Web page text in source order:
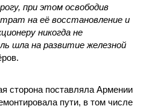
при этом освободив
на её восстановление и
никогда не
шла на развитие железной
сторона поставляла Армении
пути, в том числе